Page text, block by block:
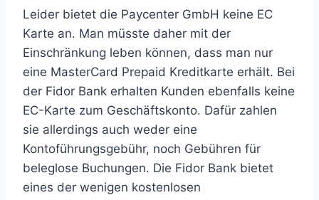
Leider bietet die Paycenter GmbH keine EC
Karte an. Man müsste daher mit der
Einschränkung leben können, dass man nur
eine MasterCard Prepaid Kreditkarte erhält. Bei
der Fidor Bank erhalten Kunden ebenfalls keine
EC-Karte zum Geschäftskonto. Dafür zahlen
sie allerdings auch weder eine
Kontoführungsgebühr, noch Gebühren für
beleglose Buchungen. Die Fidor Bank bietet
eines der wenigen kostenlosen